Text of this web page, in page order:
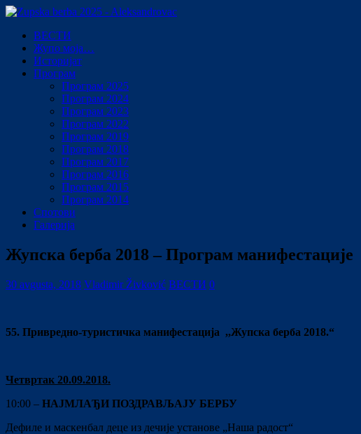
ВЕСТИ
Жупо моја…
Историјат
Програм
Програм 2025
Програм 2024
Програм 2023
Програм 2022
Програм 2019
Програм 2018
Програм 2017
Програм 2016
Програм 2015
Програм 2014
Спотови
Галерија
Жупска берба 2018 – Програм манифестације
30 avgusta, 2018 Vladimir Živković ВЕСТИ 0
55. Привредно-туристичкa манифестацијa ,,Жупска берба 2018.“
Четвртак 20.09.2018.
10:00 – НАЈМЛАЂИ ПОЗДРАВЉАЈУ БЕРБУ
Дефиле и маскенбал деце из дечије установе „Наша радост“